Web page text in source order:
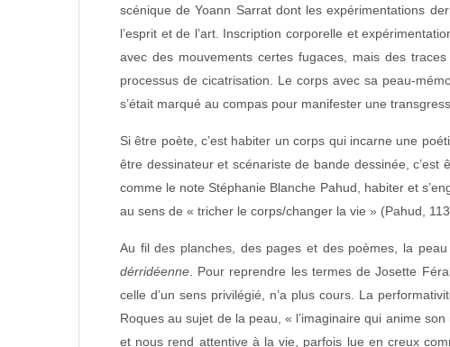
scénique de Yoann Sarrat dont les expérimentations
l’esprit et de l’art. Inscription corporelle et
avec des mouvements certes fugaces, mais des
processus de cicatrisation. Le corps avec sa
s’était marqué au compas pour manifester une
Si être poète, c’est habiter un corps qui incarne une
être dessinateur et scénariste de bande dessinée,
comme le note Stéphanie Blanche Pahud, habiter et
au sens de « tricher le corps/changer la vie » (Pahud,
Au fil des planches, des pages et des poèmes, la
dérridéenne . Pour reprendre les termes de Josette
celle d’un sens privilégié, n’a plus cours. La
Roques au sujet de la peau, « l’imaginaire qui anime
et nous rend attentive à la vie, parfois lue en creux